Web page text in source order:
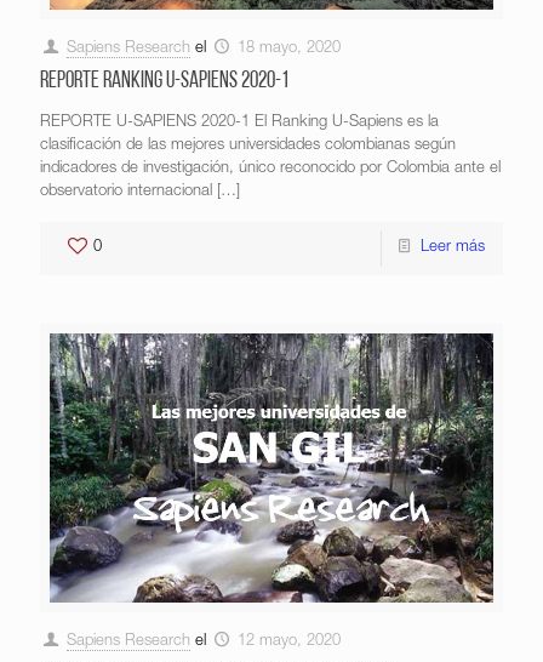
Sapiens Research el 18 mayo, 2020
REPORTE RANKING U-SAPIENS 2020-1
REPORTE U-SAPIENS 2020-1 El Ranking U-Sapiens es la
clasificación de las mejores universidades colombianas según
indicadores de investigación, único reconocido por Colombia ante el
observatorio internacional […]
0 Leer más
Sapiens Research el 12 mayo, 2020